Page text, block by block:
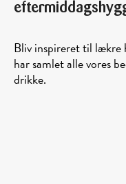
Bliv inspireret til lækre
har samlet alle vores
drikke.